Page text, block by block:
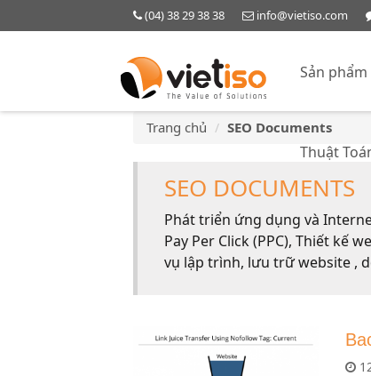
(04) 38 29 38 38 info@vietiso.com
Sản phẩm
Thuật
Trang chủ SEO Documents
SEO DOCUMENTS
Phát triển ứng dụng và
Pay Per Click (PPC), Thiết kế
vụ lập trình, lưu trữ website ,